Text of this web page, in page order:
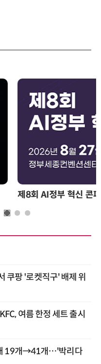
쿠팡 '로켓직구' 배제 위
여름 한정 세트 출시
19개→41개…'박리다